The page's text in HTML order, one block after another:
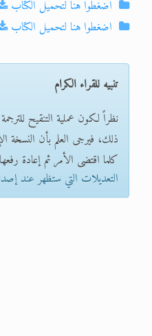
اضغطوا هنا لتحميل الكتاب
اضغطوا هنا لتحميل الكتاب
تنبيه للقراء الكرام
نظراً لكون عملية التنقيح
ذلك، فيرجى العلم بأن النسخة
كلما اقتضى الأمر ثم إعادة
التعديلات التي ستظهر عند